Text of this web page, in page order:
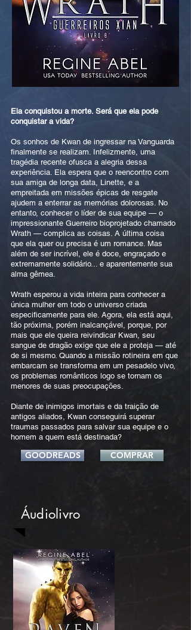
Ela conquistou a morte. Será que ela pode
conquistar a vida?
Os sonhos de Kwan de ingressar na Vanguarda
finalmente se realizam. Infelizmente, uma
tragédia recente ofusca a alegria dessa
experiência. Ela espera que o reencontro com
sua amiga de longa data, Linette, e a
empreitada em missões épicas de resgate
ajudem a enterrar as memórias dolorosas. No
entanto, conhecer o líder de sua equipe — o
impressionante Guerreiro bioprojetado chamado
Wrath — complica as coisas. A última coisa
que ela quer ou precisa é um romance. Mas
além de ser incrível, ele é doce, engraçado e
extremamente solidário... e aparentemente sua
alma gêmea.
Wrath esperou a vida inteira para conhecer a
única mulher em todo o universo criada
especificamente para ele. Agora, ela está aqui,
tão próxima, porém inalcançável, porque, por
mais que ele queira reivindicar Kwan, seu
sangue de dragão exige que ele a proteja — até
de si mesmo. Quando a missão rotineira em que
embarcam se transforma em um pesadelo vivo,
os problemas românticos logo se tornam os
menores de suas preocupações.
Diante de inimigos imortais e da traição de
antigos aliados, Kwan conseguirá superar
traumas passados para salvar sua equipe e o
homem a quem está destinada?
GOODREADS COMPRAR
Áudiolivro